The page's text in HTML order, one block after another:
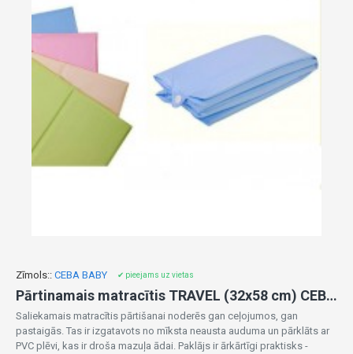
Zīmols:: CEBA BABY ✔ pieejams uz vietas
Pārtinamais matracītis TRAVEL (32x58 cm) CEBA BABY W305-dažādas krāsas
Saliekamais matracītis pārtišanai noderēs gan ceļojumos, gan
pastaigās. Tas ir izgatavots no mīksta neausta auduma un pārklāts ar
PVC plēvi, kas ir droša mazuļa ādai. Paklājs ir ārkārtīgi praktisks -